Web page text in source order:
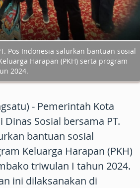
Pos Indonesia salurkan bantuan sosial
Harapan (PKH) serta program
2024.
- Pemerintah Kota
Sosial bersama PT.
bantuan sosial
Keluarga Harapan (PKH)
triwulan I tahun 2024.
ini dilaksanakan di